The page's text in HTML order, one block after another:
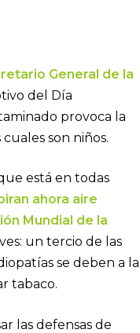
General de la
del Día
provoca la
son niños.
está en todas
ahora aire
Mundial de la
un tercio de las
se deben a la
tabaco.
las defensas de